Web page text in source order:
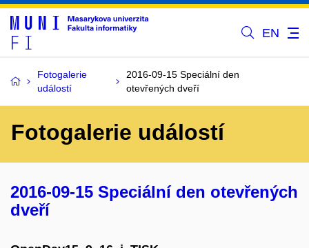
EN
Fotogalerie
událostí
2016-09-15 Speciální den
otevřených dveří
Fotogalerie událostí
2016-09-15 Speciální den otevřených
dveří